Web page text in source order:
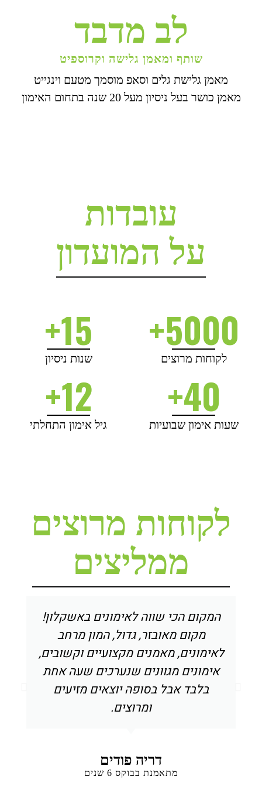
לב מדבד
שותף ומאמן גלישה וקרוספיט
מאמן גלישת גלים וסאפ מוסמך מטעם וינגייט
מאמן כושר בעל ניסיון מעל 20 שנה בתחום האימון
עובדות
על המועדון
5000+
לקוחות מרוצים
40+
שעות אימון שבועיות
15+
שנות ניסיון
12+
גיל אימון התחלתי
לקוחות מרוצים
ממליצים
המקום הכי שווה לאימונים באשקלון!
מקום מאובזר, גדול, המון מרחב
לאימונים, מאמנים מקצועיים וקשובים,
אימונים מגוונים שנערכים שעה אחת
בלבד אבל בסופה יוצאים מזיעים
ומרוצים.
דריה פודים
מתאמנת בבוקס 6 שנים